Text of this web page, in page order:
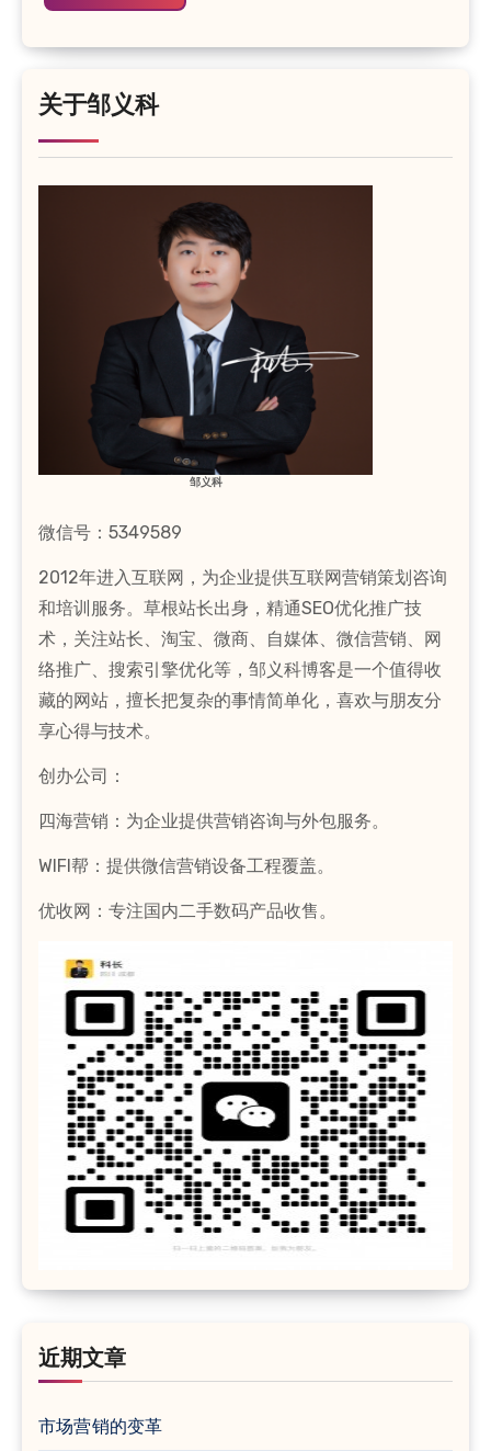
关于邹义科
邹义科
微信号：5349589
2012年进入互联网，为企业提供互联网营销策划咨询
和培训服务。草根站长出身，精通SEO优化推广技
术，关注站长、淘宝、微商、自媒体、微信营销、网
络推广、搜索引擎优化等，邹义科博客是一个值得收
藏的网站，擅长把复杂的事情简单化，喜欢与朋友分
享心得与技术。
创办公司：
四海营销：为企业提供营销咨询与外包服务。
WIFI帮：提供微信营销设备工程覆盖。
优收网：专注国内二手数码产品收售。
近期文章
市场营销的变革